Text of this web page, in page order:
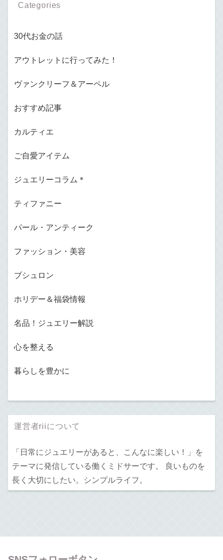
Categories
30代お金の話
アウトレットに行ってみた！
ヴァンクリーフ＆アーペル
おすすめ記事
カルティエ
ご自愛アイテム
ジュエリーコラム＊
ティファニー
パール・アンティーク
ファッション・美容
ブシュロン
ホリデー＆福袋情報
名品！ジュエリー解説
心を整える
暮らしを豊かに
運営者riiについて
「日常にジュエリーがあると、こんなに楽しい！」を
テーマに発信している働くミドサーです。 良いものを
長く大切にしたい。シンプルライフ。